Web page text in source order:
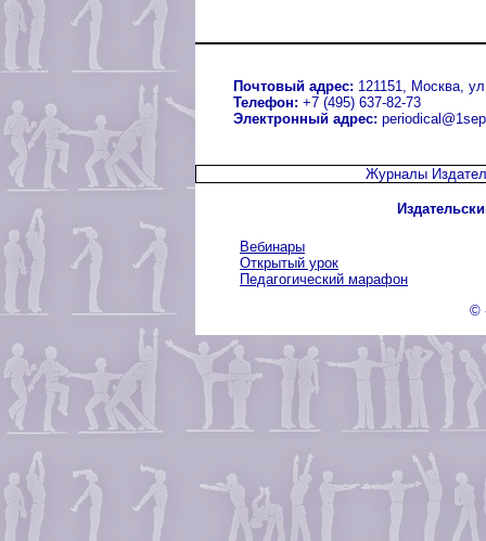
Почтовый адрес: 121151, Москва,
Телефон: +7 (495) 637-82-73
Электронный адрес:
Журналы
Вебинары
Открытый урок
Педагогический марафон
©